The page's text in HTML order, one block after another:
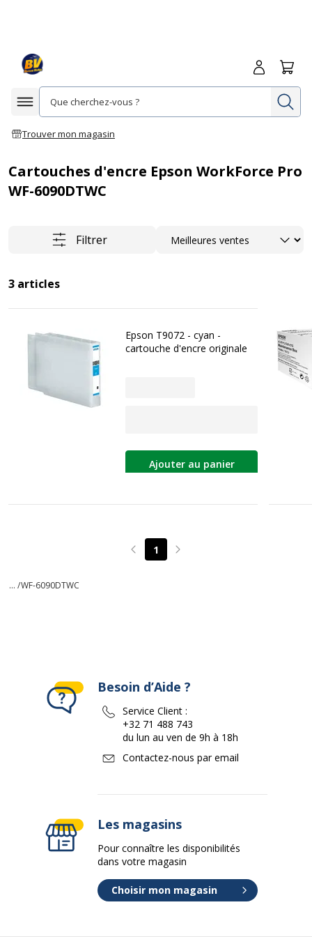
Afficher la navigation
Trouver mon magasin
Me
Cartouches d'encre Epson WorkForce Pro
WF-6090DTWC
Filtrer Trier
3 articles
Epson T9072 - cyan -
cartouche d'encre originale
Ajouter au panier
Page précédente
1 Page suivante
... /WF-6090DTWC
Besoin d’Aide ?
Service Client :
+32 71 488 743
du lun au ven de 9h à 18h
Contactez-nous par email
Les magasins
Pour connaître les disponibilités
dans votre magasin
Choisir mon magasin